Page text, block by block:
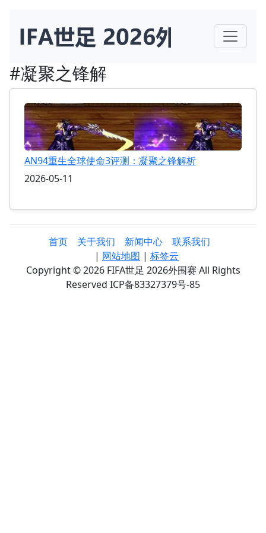
#凝聚之锋解
AN94重生全球使命3评测：凝聚之锋解析
2026-05-11
首页 关于我们 新闻中心
联系我们
| 网站地图 | 标签云
Copyright © 2026 FIFA世足 2026外围赛 All Rights
Reserved ICP备83327379号-85